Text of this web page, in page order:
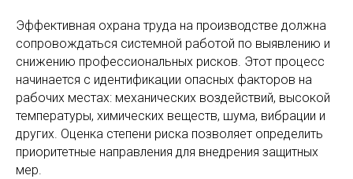
Эффективная охрана труда на производстве должна
сопровождаться системной работой по выявлению и
снижению профессиональных рисков. Этот процесс
начинается с идентификации опасных факторов на
рабочих местах: механических воздействий, высокой
температуры, химических веществ, шума, вибрации и
других. Оценка степени риска позволяет определить
приоритетные направления для внедрения защитных
мер.